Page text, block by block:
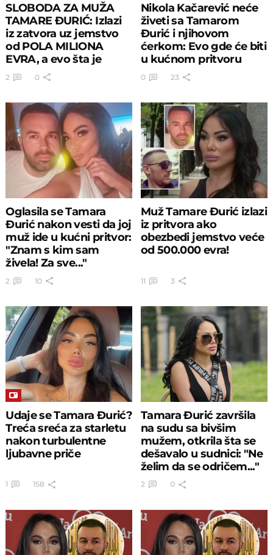
SLOBODA ZA MUŽA
TAMARE ĐURIĆ: Izlazi
iz zatvora uz jemstvo
od POLA MILIONA
EVRA, a evo šta je
morao da založi!
2 0
Nikola Kačarević neće
živeti sa Tamarom
Đurić i njihovom
ćerkom: Evo gde će biti
u kućnom pritvoru
0 23
Oglasila se Tamara
Đurić nakon vesti da joj
muž ide u kućni pritvor:
"Znam s kim sam
živela! Za sve..."
2 10
Muž Tamare Đurić izlazi
iz pritvora ako
obezbedi jemstvo veće
od 500.000 evra!
11 3
Udaje se Tamara Đurić?
Treća sreća za starletu
nakon turbulentne
ljubavne priče
1 158
Tamara Đurić završila
na sudu sa bivšim
mužem, otkrila šta se
dešavalo u sudnici: "Ne
želim da se odričem..."
2 0